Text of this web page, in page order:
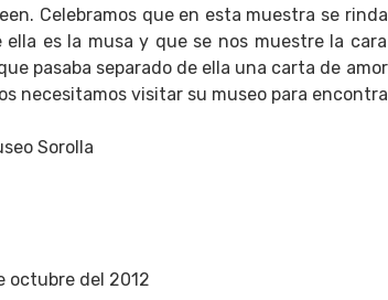
Celebramos que en esta muestra se
es la musa y que se nos muestre la
pasaba separado de ella una carta de
necesitamos visitar su museo para
Sorolla
octubre del 2012